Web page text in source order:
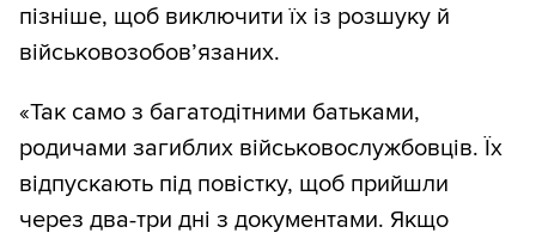
пізніше, щоб виключити їх із розшуку й
військовозобов’язаних.
«Так само з багатодітними батьками,
родичами загиблих військовослужбовців. Їх
відпускають під повістку, щоб прийшли
через два-три дні з документами. Якщо